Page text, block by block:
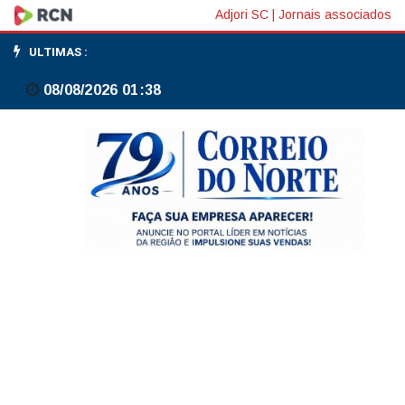
Cinco
cães
são
resgatados
situação
Adjori SC Jornais associados
ULTIMAS :
08/08/2026 01:38